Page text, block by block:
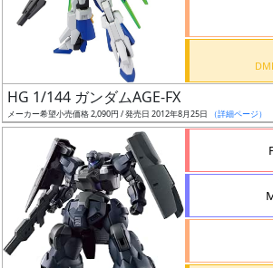
店
指
舗
が
HG 1/144 ガンダムAGE-FX
メーカー希望小売価格 2,090円 / 発売日 2012年8月25日 （詳細ページ）